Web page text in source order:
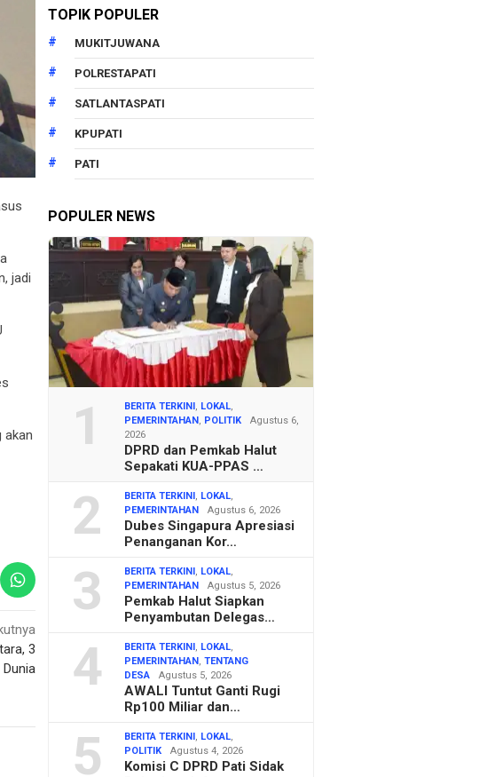
jadi
akan
3
TOPIK POPULER
MUKITJUWANA
POLRESTAPATI
SATLANTASPATI
KPUPATI
PATI
POPULER NEWS
1 BERITA TERKINI , LOKAL,
PEMERINTAHAN , POLITIK
Agustus 6,
2026
DPRD dan Pemkab Halut
Sepakati KUA-PPAS …
2 BERITA TERKINI , LOKAL,
PEMERINTAHAN
Agustus 6, 2026
Dubes Singapura Apresiasi
Penanganan Kor…
3 BERITA TERKINI , LOKAL,
PEMERINTAHAN
Agustus 5, 2026
Pemkab Halut Siapkan
Penyambutan Delegas…
4 BERITA TERKINI , LOKAL,
PEMERINTAHAN ,TENTANG
DESA
Agustus 5, 2026
AWALI Tuntut Ganti Rugi
Rp100 Miliar dan…
5 BERITA TERKINI , LOKAL,
POLITIK
Agustus 4, 2026
Komisi C DPRD Pati Sidak